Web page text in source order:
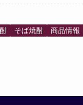
そば焼酎 商品情報